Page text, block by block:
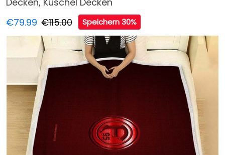
€79.99 €115.00 Speichern 30%